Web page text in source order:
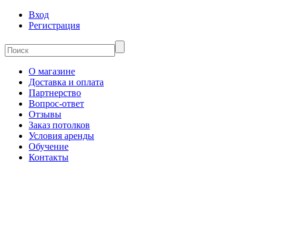
Вход
Регистрация
О магазине
Доставка и оплата
Партнерство
Вопрос-ответ
Отзывы
Заказ потолков
Условия аренды
Обучение
Контакты